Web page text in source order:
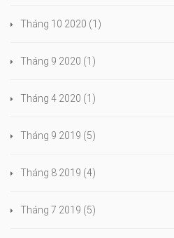
Tháng 10 2020 (1)
Tháng 9 2020 (1)
Tháng 4 2020 (1)
Tháng 9 2019 (5)
Tháng 8 2019 (4)
Tháng 7 2019 (5)